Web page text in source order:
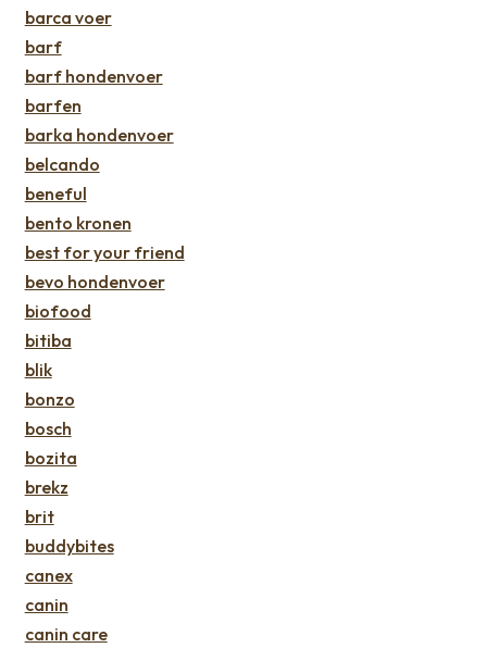
barca voer
barf
barf hondenvoer
barfen
barka hondenvoer
belcando
beneful
bento kronen
best for your friend
bevo hondenvoer
biofood
bitiba
blik
bonzo
bosch
bozita
brekz
brit
buddybites
canex
canin
canin care